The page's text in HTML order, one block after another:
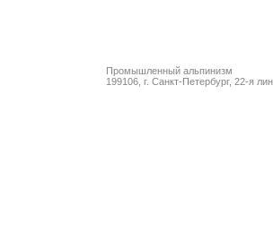
Промышленный альпинизм
199106, г. Санкт-Петербург, 22-я